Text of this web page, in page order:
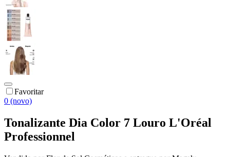
Favoritar
0 (novo)
Tonalizante Dia Color 7 Louro L'Oréal
Professionnel